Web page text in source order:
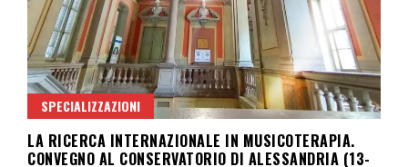
SPECIALIZZAZIONI
LA RICERCA INTERNAZIONALE IN MUSICOTERAPIA.
CONVEGNO AL CONSERVATORIO DI ALESSANDRIA (13-